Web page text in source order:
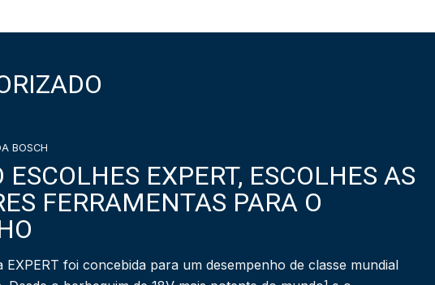
BOSCH
ESCOLHES EXPERT, ESCOLHES AS
FERRAMENTAS PARA O
EXPERT foi concebida para um desempenho de classe mundial